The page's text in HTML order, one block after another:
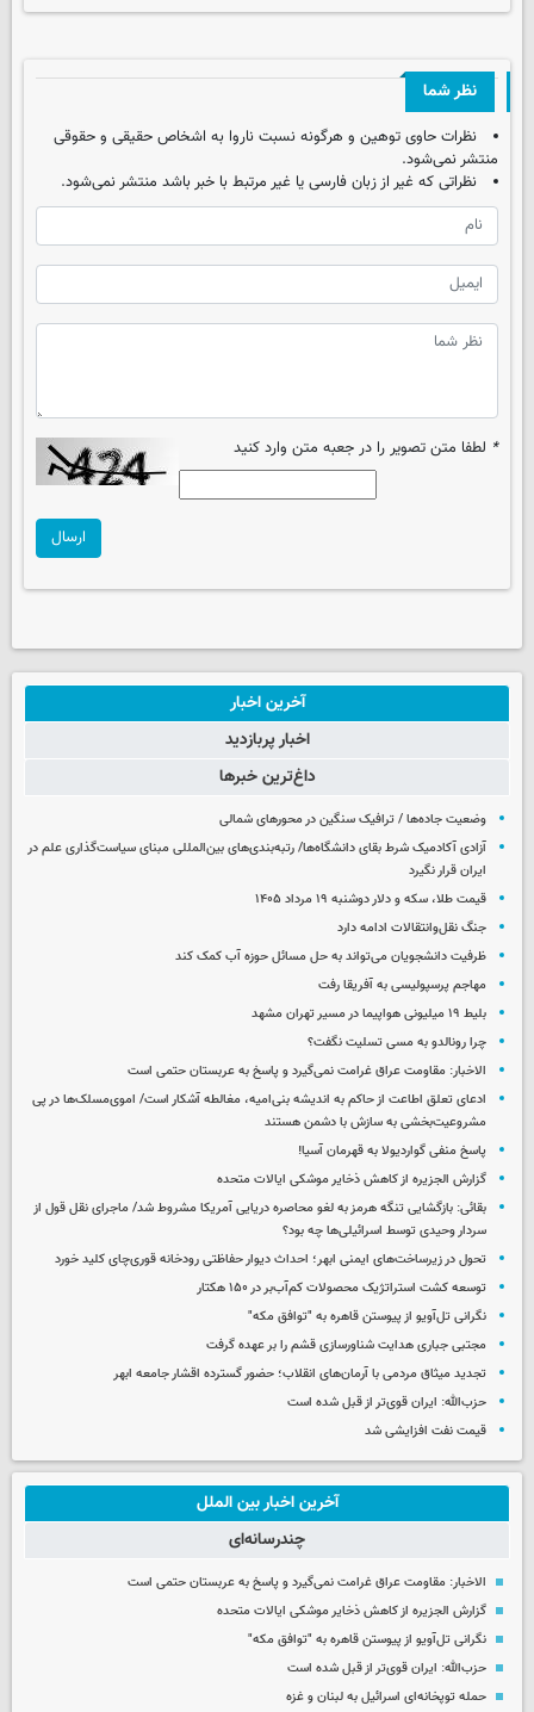
نظر شما
نظرات حاوی توهین و هرگونه نسبت ناروا به اشخاص حقیقی و حقوقی
منتشر نمی‌شود.
نظراتی که غیر از زبان فارسی یا غیر مرتبط با خبر باشد منتشر نمی‌شود.
* لطفا متن تصویر را در جعبه متن وارد کنید
ارسال
آخرین اخبار
اخبار پربازدید
داغ‌ترین خبرها
وضعیت جاده‌ها / ترافیک سنگین در محورهای شمالی
آزادی آکادمیک شرط بقای دانشگاه‌ها/ رتبه‌بندی‌های بین‌المللی مبنای سیاست‌گذاری علم در
ایران قرار نگیرد
قیمت طلا، سکه و دلار دوشنبه ۱۹ مرداد ۱۴۰۵
جنگ نقل‌وانتقالات ادامه دارد
ظرفیت دانشجویان می‌تواند به حل مسائل حوزه آب کمک کند
مهاجم پرسپولیسی به آفریقا رفت
بلیط ۱۹ میلیونی هواپیما در مسیر تهران مشهد
چرا رونالدو به مسی تسلیت نگفت؟
الاخبار: مقاومت عراق غرامت نمی‌گیرد و پاسخ به عربستان حتمی است
ادعای تعلق اطاعت از حاکم به اندیشه بنی‌امیه، مغالطه آشکار است/ اموی‌مسلک‌ها در پی
مشروعیت‌بخشی به سازش با دشمن هستند
پاسخ منفی گواردیولا به قهرمان آسیا!
گزارش الجزیره از کاهش ذخایر موشکی ایالات متحده
بقائی: بازگشایی تنگه هرمز به لغو محاصره دریایی آمریکا مشروط شد/ ماجرای نقل قول از
سردار وحیدی توسط اسرائیلی‌ها چه بود؟
تحول در زیرساخت‌های ایمنی ابهر؛ احداث دیوار حفاظتی رودخانه قوری‌چای کلید خورد
توسعه کشت استراتژیک محصولات کم‌آب‌بر در ۱۵۰ هکتار
نگرانی تل‌آویو از پیوستن قاهره به "توافق مکه"
مجتبی جباری هدایت شناورسازی قشم را بر عهده گرفت
تجدید میثاق مردمی با آرمان‌های انقلاب؛ حضور گسترده اقشار جامعه ابهر
حزب‌الله: ایران قوی‌تر از قبل شده است
قیمت نفت افزایشی شد
آخرین اخبار بین الملل
چندرسانه‌ای
الاخبار: مقاومت عراق غرامت نمی‌گیرد و پاسخ به عربستان حتمی است
گزارش الجزیره از کاهش ذخایر موشکی ایالات متحده
نگرانی تل‌آویو از پیوستن قاهره به "توافق مکه"
حزب‌الله: ایران قوی‌تر از قبل شده است
حمله توپخانه‌ای اسرائیل به لبنان و غزه